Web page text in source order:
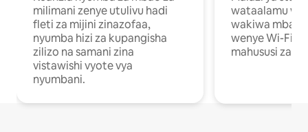
milimani zenye utulivu hadi
fleti za mijini zinazofaa,
nyumba hizi za kupangisha
zilizo na samani zina
vistawishi vyote vya
nyumbani.
wataalamu
wakiwa mbali
wenye Wi-Fi
mahususi za